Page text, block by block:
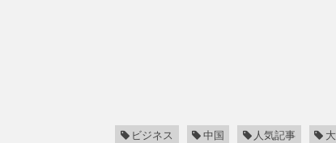
ビジネス 中国 人気記事